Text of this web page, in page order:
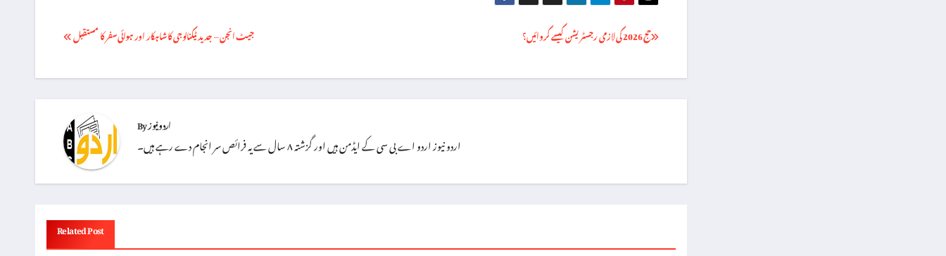
Post
حج 2026 کی لازمی رجسٹریشن کیسے کروائیں؟ جیٹ انجن – جدید ٹیکنالوجی کا شاہکار اور ہوائی سفر کا مستقبل
Byاردو نیوز
اردو نیوز اردو اے بی سی کے ایڈمن ہیں اور گزشتہ ۸ سال سے یہ فرائص سر انجام دے رہے ہیں۔
Related Post